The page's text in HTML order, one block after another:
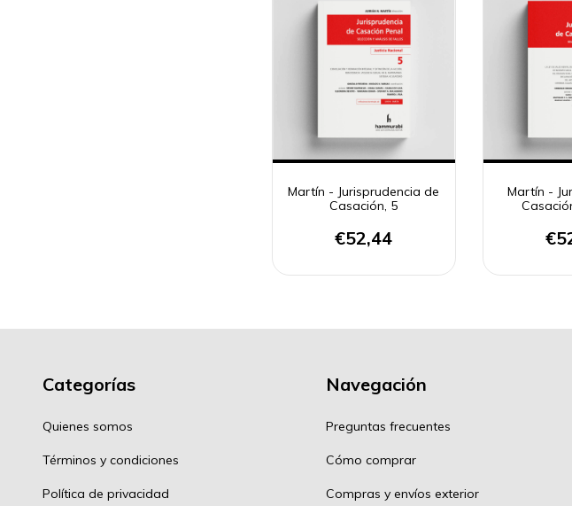
Martín - Jurisprudencia de
Casación, 5
€52,44
Martín -
Categorías
Quienes somos
Términos y condiciones
Política de privacidad
Navegación
Preguntas frecuentes
Cómo comprar
Compras y envíos exterior